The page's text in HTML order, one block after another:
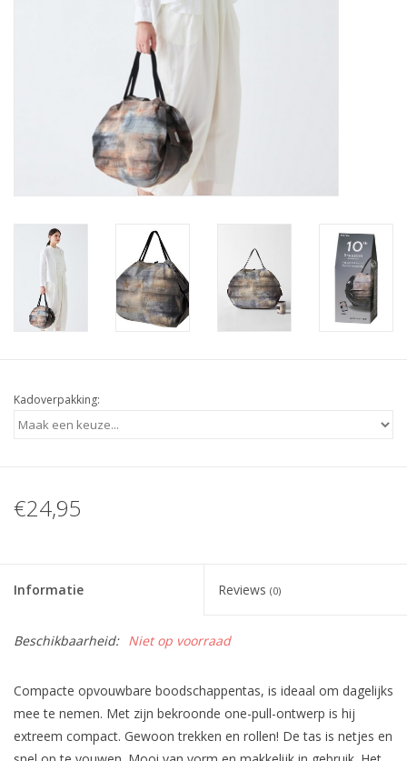
Kadoverpakking:
€24,95
Informatie Reviews (0)
Beschikbaarheid: Niet op voorraad
Compacte opvouwbare boodschappentas, is ideaal om dagelijks
mee te nemen. Met zijn bekroonde one-pull-ontwerp is hij
extreem compact. Gewoon trekken en rollen! De tas is netjes en